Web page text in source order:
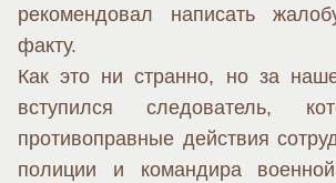
рекомендовал написать
факту.
Как это ни странно, но за
вступился следователь,
противоправные действия
полиции и командира